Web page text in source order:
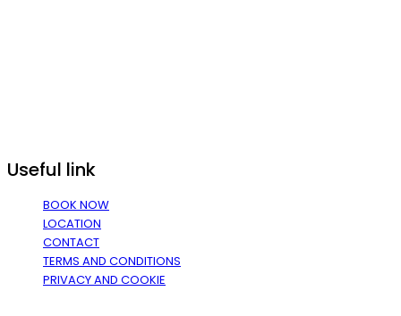
Useful link
BOOK NOW
LOCATION
CONTACT
TERMS AND CONDITIONS
PRIVACY AND COOKIE